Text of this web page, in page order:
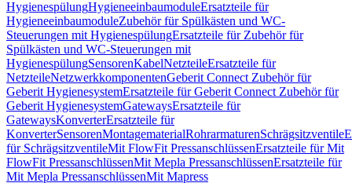
HygienespülungHygieneeinbaumoduleErsatzteile für
HygieneeinbaumoduleZubehör für Spülkästen und WC-
Steuerungen mit HygienespülungErsatzteile für Zubehör für
Spülkästen und WC-Steuerungen mit
HygienespülungSensorenKabelNetzteileErsatzteile für
NetzteileNetzwerkkomponentenGeberit Connect Zubehör für
Geberit HygienesystemErsatzteile für Geberit Connect Zubehör für
Geberit HygienesystemGatewaysErsatzteile für
GatewaysKonverterErsatzteile für
KonverterSensorenMontagematerialRohrarmaturenSchrägsitzventile
für SchrägsitzventileMit FlowFit PressanschlüssenErsatzteile für Mit
FlowFit PressanschlüssenMit Mepla PressanschlüssenErsatzteile für
Mit Mepla PressanschlüssenMit Mapress